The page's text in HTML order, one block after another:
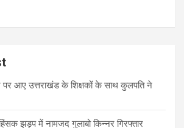
पर आए उत्तराखंड के शिक्षकों के साथ कुलपति ने
झड़प में नामजद गुलाबो किन्नर गिरफ्तार